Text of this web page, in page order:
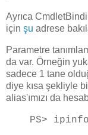
Ayrıca
için şu adrese
Parametre
da var. Örneğin
sadece 1 tane
diye kısa şekliyle
alias'ımızı da
PS>